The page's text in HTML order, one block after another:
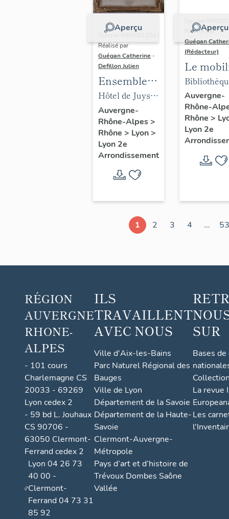
Aperçu
Dossier IM69001254 |
Réalisé par
Guégan Catherine -
Defillon Julien
Ensemble
du mobilier
de
l'Université
catholique
Hôtel de Juys,
puis Bottu de la
Barmondière,
actuellement
Université
catholique de
Lyon
Auvergne-
Rhône-Alpes>
Rhône > Lyon>
Lyon 2e
Arrondissement
Aperçu
Dossier
Réalisé par
Guégan
(Rédacteur)
Le
de la
et du
tribunal
médaillier
collège de
Trinité,
puis
la Foire de
Centre de
et salles de
classe
Auvergne-
Rhône-
Rhône >
Lyon 2e
1 2 3 4 ... 53
RÉGION
AUVERGNE
RHONE-
ALPES
- 101 cours
Charlemagne CS
20033 - 69269
Lyon cedex 2
- 59 bd L. Jouhaux
CS 90706 -
63050 Clermont-
Ferrand cedex 2
Lyon 04 26 73
40 00 -
Clermont-
Ferrand 04 73 31
85 92
ILS
TRAVAILLENT
AVEC NOUS
Ville d'Aix-les-Bains
Parc Naturel Régional des
Bauges
Ville de Lyon
Département de la Savoie
Département de la Haute-
Savoie
Clermont-Auvergne-
Métropole
Pays d’art et d’histoire de
Trévoux Dombes Saône
Vallée
SUR
Bases
La revue
Les